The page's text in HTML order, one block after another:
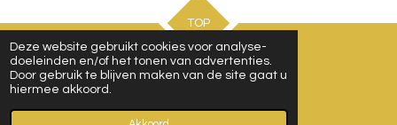
Deze website gebruikt cookies voor analyse-
doeleinden en/of het tonen van advertenties.
Door gebruik te blijven maken van de site gaat u
hiermee akkoord.
TOP
Afspraak maken